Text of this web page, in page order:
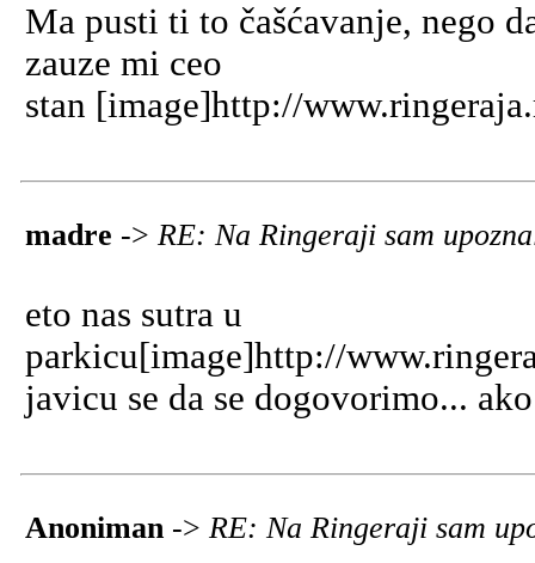
Ma pusti ti to čašćavanje, nego
zauze mi ceo
stan [image]http://
madre -> RE: Na Ringeraji sam
eto nas sutra u
parkicu[image]http://
javicu se da se dogovorimo...
Anoniman -> RE: Na Ringeraji sam